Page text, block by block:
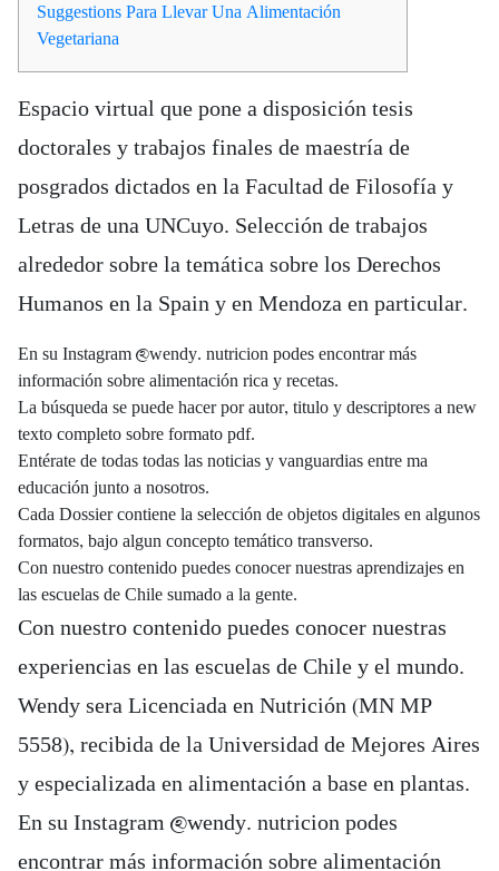
Suggestions Para Llevar Una Alimentación
Vegetariana
Espacio virtual que pone a disposición tesis
doctorales y trabajos finales de maestría de
posgrados dictados en la Facultad de Filosofía y
Letras de una UNCuyo. Selección de trabajos
alrededor sobre la temática sobre los Derechos
Humanos en la Spain y en Mendoza en particular.
En su Instagram @wendy. nutricion podes encontrar más
información sobre alimentación rica y recetas.
La búsqueda se puede hacer por autor, titulo y descriptores a new
texto completo sobre formato pdf.
Entérate de todas todas las noticias y vanguardias entre ma
educación junto a nosotros.
Cada Dossier contiene la selección de objetos digitales en algunos
formatos, bajo algun concepto temático transverso.
Con nuestro contenido puedes conocer nuestras aprendizajes en
las escuelas de Chile sumado a la gente.
Con nuestro contenido puedes conocer nuestras
experiencias en las escuelas de Chile y el mundo.
Wendy sera Licenciada en Nutrición (MN MP
5558), recibida de la Universidad de Mejores Aires
y especializada en alimentación a base en plantas.
En su Instagram @wendy. nutricion podes
encontrar más información sobre alimentación